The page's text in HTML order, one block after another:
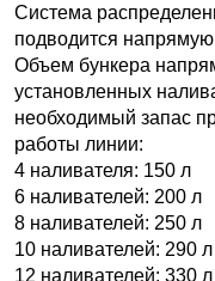
Система
подводится
Объем бункера
установленных
необходимый запас
работы линии:
4 наливателя: 150 л
6 наливателей: 200 л
8 наливателей: 250 л
10 наливателей: 290 л
12 наливателей: 330 л